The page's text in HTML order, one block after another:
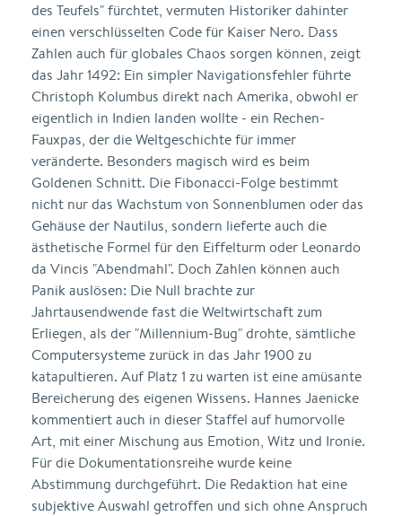
des Teufels" fürchtet, vermuten Historiker dahinter
einen verschlüsselten Code für Kaiser Nero. Dass
Zahlen auch für globales Chaos sorgen können, zeigt
das Jahr 1492: Ein simpler Navigationsfehler führte
Christoph Kolumbus direkt nach Amerika, obwohl er
eigentlich in Indien landen wollte - ein Rechen-
Fauxpas, der die Weltgeschichte für immer
veränderte. Besonders magisch wird es beim
Goldenen Schnitt. Die Fibonacci-Folge bestimmt
nicht nur das Wachstum von Sonnenblumen oder das
Gehäuse der Nautilus, sondern lieferte auch die
ästhetische Formel für den Eiffelturm oder Leonardo
da Vincis "Abendmahl". Doch Zahlen können auch
Panik auslösen: Die Null brachte zur
Jahrtausendwende fast die Weltwirtschaft zum
Erliegen, als der "Millennium-Bug" drohte, sämtliche
Computersysteme zurück in das Jahr 1900 zu
katapultieren. Auf Platz 1 zu warten ist eine amüsante
Bereicherung des eigenen Wissens. Hannes Jaenicke
kommentiert auch in dieser Staffel auf humorvolle
Art, mit einer Mischung aus Emotion, Witz und Ironie.
Für die Dokumentationsreihe wurde keine
Abstimmung durchgeführt. Die Redaktion hat eine
subjektive Auswahl getroffen und sich ohne Anspruch